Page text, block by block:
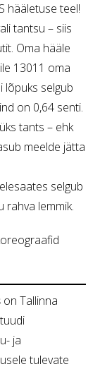
hääletuse teel!
tantsu – siis
Oma hääle
13011 oma
lõpuks selgub
on 0,64 senti.
tants – ehk
meelde jätta
selgub
rahva lemmik.
on Tallinna
ja
tulevate